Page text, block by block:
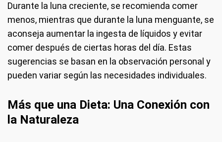
Durante la luna creciente, se recomienda comer
menos, mientras que durante la luna menguante, se
aconseja aumentar la ingesta de líquidos y evitar
comer después de ciertas horas del día. Estas
sugerencias se basan en la observación personal y
pueden variar según las necesidades individuales.
Más que una Dieta: Una Conexión con
la Naturaleza